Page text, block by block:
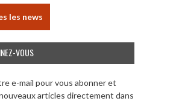
les news
VOUS
e-mail pour vous abonner et
articles directement dans